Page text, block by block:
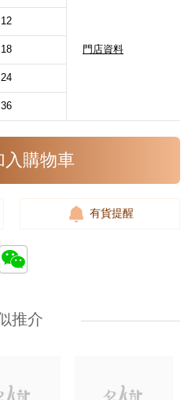
門店資料
12
18
24
36
入購物車
有貨提醒
推介